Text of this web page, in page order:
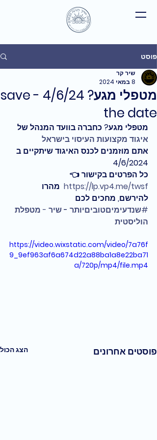
פוסט
מטפלי מגע? 4/6/24 - save
the date
שיר קר
8 במאי 2024
מטפלי מגע? כחברה בוועד המנהל של
איגוד מקצועות העיסוי בישראל
אתם מוזמנים לכנס האיגוד שיתקיים ב
4/6/2024
כל הפרטים בקישור 👈
https://lp.vp4.me/twsf
  מהרו
להירשם, מחכים לכם
#שנדעימיםטוביםיותר - שיר - מטפלת
הוליסטית
https://video.wixstatic.com/video/7a76f
9_9ef963af6a674d22a88ba1a8e22ba71
a/720p/mp4/file.mp4
פוסטים אחרונים הצג הכול